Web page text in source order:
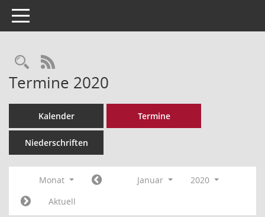
Toggle navigation
Rechercheauswahl
RSS-Feed
Termine 2020
Kalender Termine
Niederschriften
Monat Januar
2020
Aktuell